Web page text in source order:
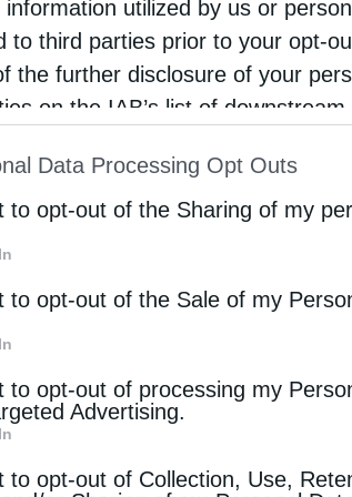
information utilized by us or
to third parties prior to your opt-
the further disclosure of your
on the IAB’s list of
of Downstream Participantsthat
parties.
Data Processing Opt Outs
to opt-out of the Sharing of my
to opt-out of the Sale of my
to opt-out of processing my
Advertising.
to opt-out of Collection, Use,
της, προξενώντας
Όσ.
ΕΠΙΣΗΣ